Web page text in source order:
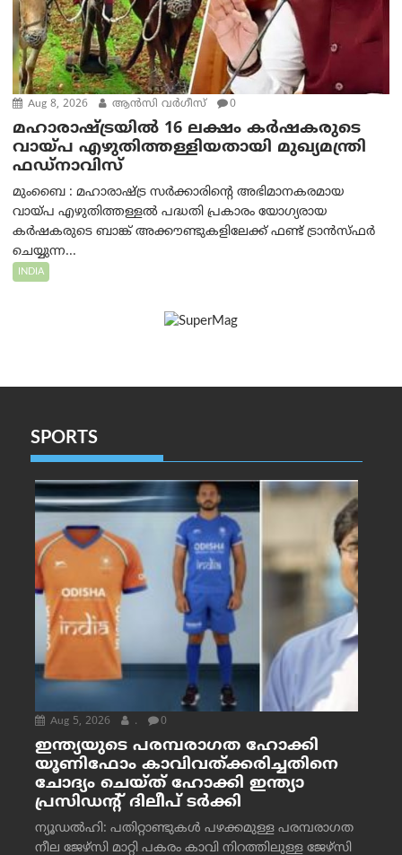
Aug 8, 2026 ആന്‍സി വര്‍ഗീസ് 0
മഹാരാഷ്ട്രയിൽ 16 ലക്ഷം കർഷകരുടെ
വായ്പ എഴുതിത്തള്ളിയതായി മുഖ്യമന്ത്രി
ഫഡ്‌നാവിസ്
മുംബൈ : മഹാരാഷ്ട്ര സർക്കാരിന്റെ അഭിമാനകരമായ
വായ്പ എഴുതിത്തള്ളൽ പദ്ധതി പ്രകാരം യോഗ്യരായ
കർഷകരുടെ ബാങ്ക് അക്കൗണ്ടുകളിലേക്ക് ഫണ്ട് ട്രാൻസ്ഫർ
ചെയ്യുന്ന...
INDIA
SPORTS
Aug 5, 2026 . 0
ഇന്ത്യയുടെ പരമ്പരാഗത ഹോക്കി
യൂണിഫോം കാവിവത്ക്കരിച്ചതിനെ
ചോദ്യം ചെയ്ത് ഹോക്കി ഇന്ത്യാ
പ്രസിഡന്റ് ദിലീപ് ടര്‍ക്കി
ന്യൂഡൽഹി: പതിറ്റാണ്ടുകൾ പഴക്കമുള്ള പരമ്പരാഗത
നീല ജേഴ്‌സി മാറ്റി പകരം കാവി നിറത്തിലുള്ള ജേഴ്‌സി